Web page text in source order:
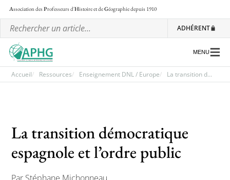
Association desProfesseurs d'Histoire et deGéographiedepuis 1910
ADHÉRENT
Les régionales
Les ateliers nationaux
Communiqués et motions
MENU
Accueil Ressources Enseignement DNL / Europe La transition d...
La transition démocratique
espagnole et l’ordre public